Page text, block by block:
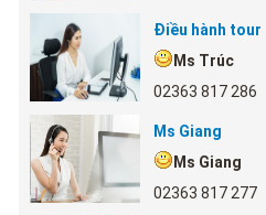
Điều hành tour
Ms Trúc
02363 817 286
Ms Giang
Ms Giang
02363 817 277